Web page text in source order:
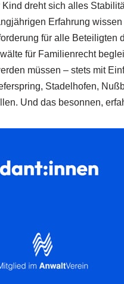
dreht sich alles
Erfahrung
für alle Beteiligten
für Familienrecht
müssen – stets mit
Stadelhofen,
Und das besonnen,